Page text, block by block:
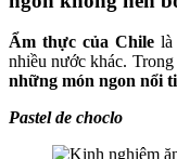
Ẩm thực của Chile là
nhiều nước khác.
những món ngon nổi
Pastel de choclo